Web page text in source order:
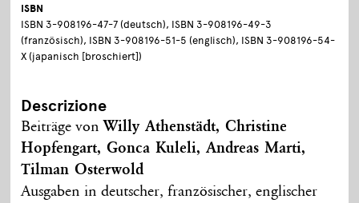
ISBN
ISBN 3-908196-47-7 (deutsch), ISBN 3-908196-49-3
(französisch), ISBN 3-908196-51-5 (englisch), ISBN 3-908196-54-
X (japanisch [broschiert])
Descrizione
Beiträge von Willy Athenstädt, Christine
Hopfengart, Gonca Kuleli, Andreas Marti,
Tilman Osterwold
Ausgaben in deutscher, französischer, englischer